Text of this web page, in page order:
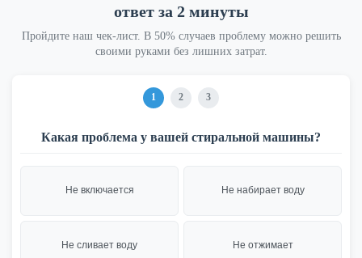
ответ за 2 минуты
Пройдите наш чек-лист. В 50% случаев проблему можно решить
своими руками без лишних затрат.
1 2 3
Какая проблема у вашей стиральной машины?
Не включается Не набирает воду
Не сливает воду Не отжимает